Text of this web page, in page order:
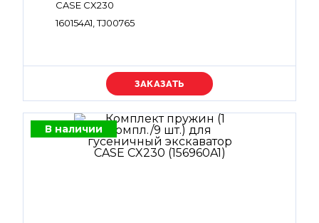
CASE CX230
160154A1, TJ00765
Уточняйте цену
В наличии